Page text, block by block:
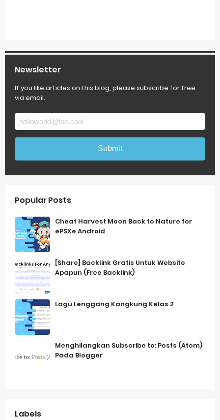
Newsletter
If you like articles on this blog, please subscribe for free
via email.
Popular Posts
Cheat Harvest Moon Back to Nature for
ePSXe Android
[Share] Backlink Gratis Untuk Website
Apapun (Free Backlink)
Lagu Lenggang Kangkung Kelas 2
Menghilangkan Subscribe to: Posts (Atom)
Pada Blogger
Labels